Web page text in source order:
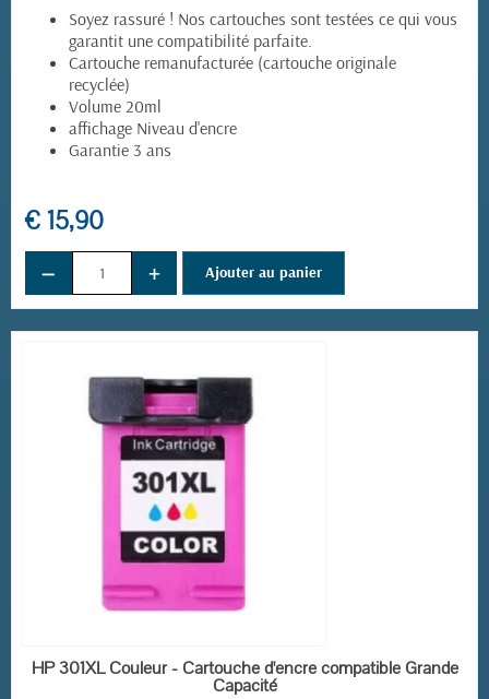
Soyez rassuré ! Nos cartouches sont testées ce qui vous
garantit une compatibilité parfaite.
Cartouche remanufacturée (cartouche originale
recyclée)
Volume 20ml
affichage Niveau d'encre
Garantie 3 ans
€ 15,90
− + Ajouter au panier
EN STOCK
HP 301XL Couleur - Cartouche d'encre compatible Grande
Capacité